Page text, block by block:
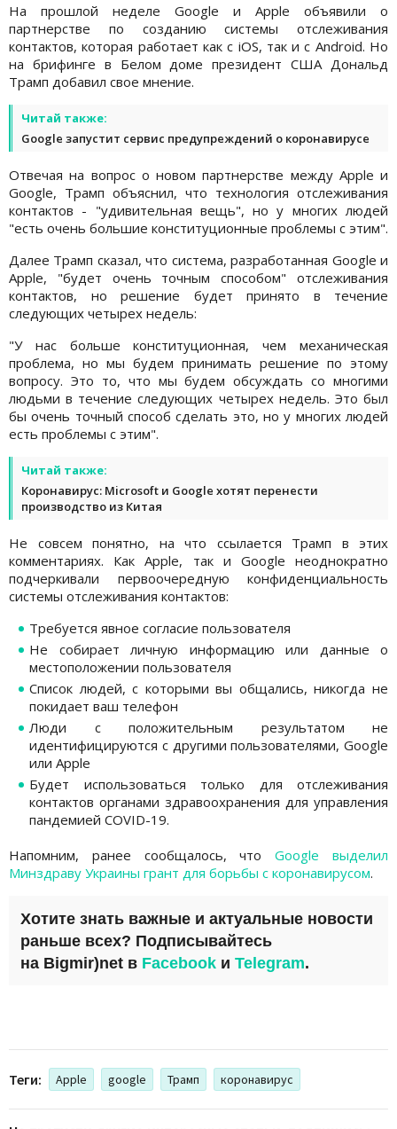
На прошлой неделе Google и Apple объявили о
партнерстве по созданию системы отслеживания
контактов, которая работает как с iOS, так и с Android. Но
на брифинге в Белом доме президент США Дональд
Трамп добавил свое мнение.
Читай также:
Google запустит сервис предупреждений о коронавирусе
Отвечая на вопрос о новом партнерстве между Apple и
Google, Трамп объяснил, что технология отслеживания
контактов - "удивительная вещь", но у многих людей
"есть очень большие конституционные проблемы с этим".
Далее Трамп сказал, что система, разработанная Google и
Apple, "будет очень точным способом" отслеживания
контактов, но решение будет принято в течение
следующих четырех недель:
"У нас больше конституционная, чем механическая
проблема, но мы будем принимать решение по этому
вопросу. Это то, что мы будем обсуждать со многими
людьми в течение следующих четырех недель. Это был
бы очень точный способ сделать это, но у многих людей
есть проблемы с этим".
Читай также:
Коронавирус: Microsoft и Google хотят перенести
производство из Китая
Не совсем понятно, на что ссылается Трамп в этих
комментариях. Как Apple, так и Google неоднократно
подчеркивали первоочередную конфиденциальность
системы отслеживания контактов:
Требуется явное согласие пользователя
Не собирает личную информацию или данные о
местоположении пользователя
Список людей, с которыми вы общались, никогда не
покидает ваш телефон
Люди с положительным результатом не
идентифицируются с другими пользователями, Google
или Apple
Будет использоваться только для отслеживания
контактов органами здравоохранения для управления
пандемией COVID-19.
Напомним, ранее сообщалось, чтоGoogle выделил
Минздраву Украины грант для борьбы с коронавирусом.
Хотите знать важные и актуальные новости
раньше всех? Подписывайтесь
на Bigmir)net в Facebook и Telegram.
Теги: Apple google Трамп коронавирус